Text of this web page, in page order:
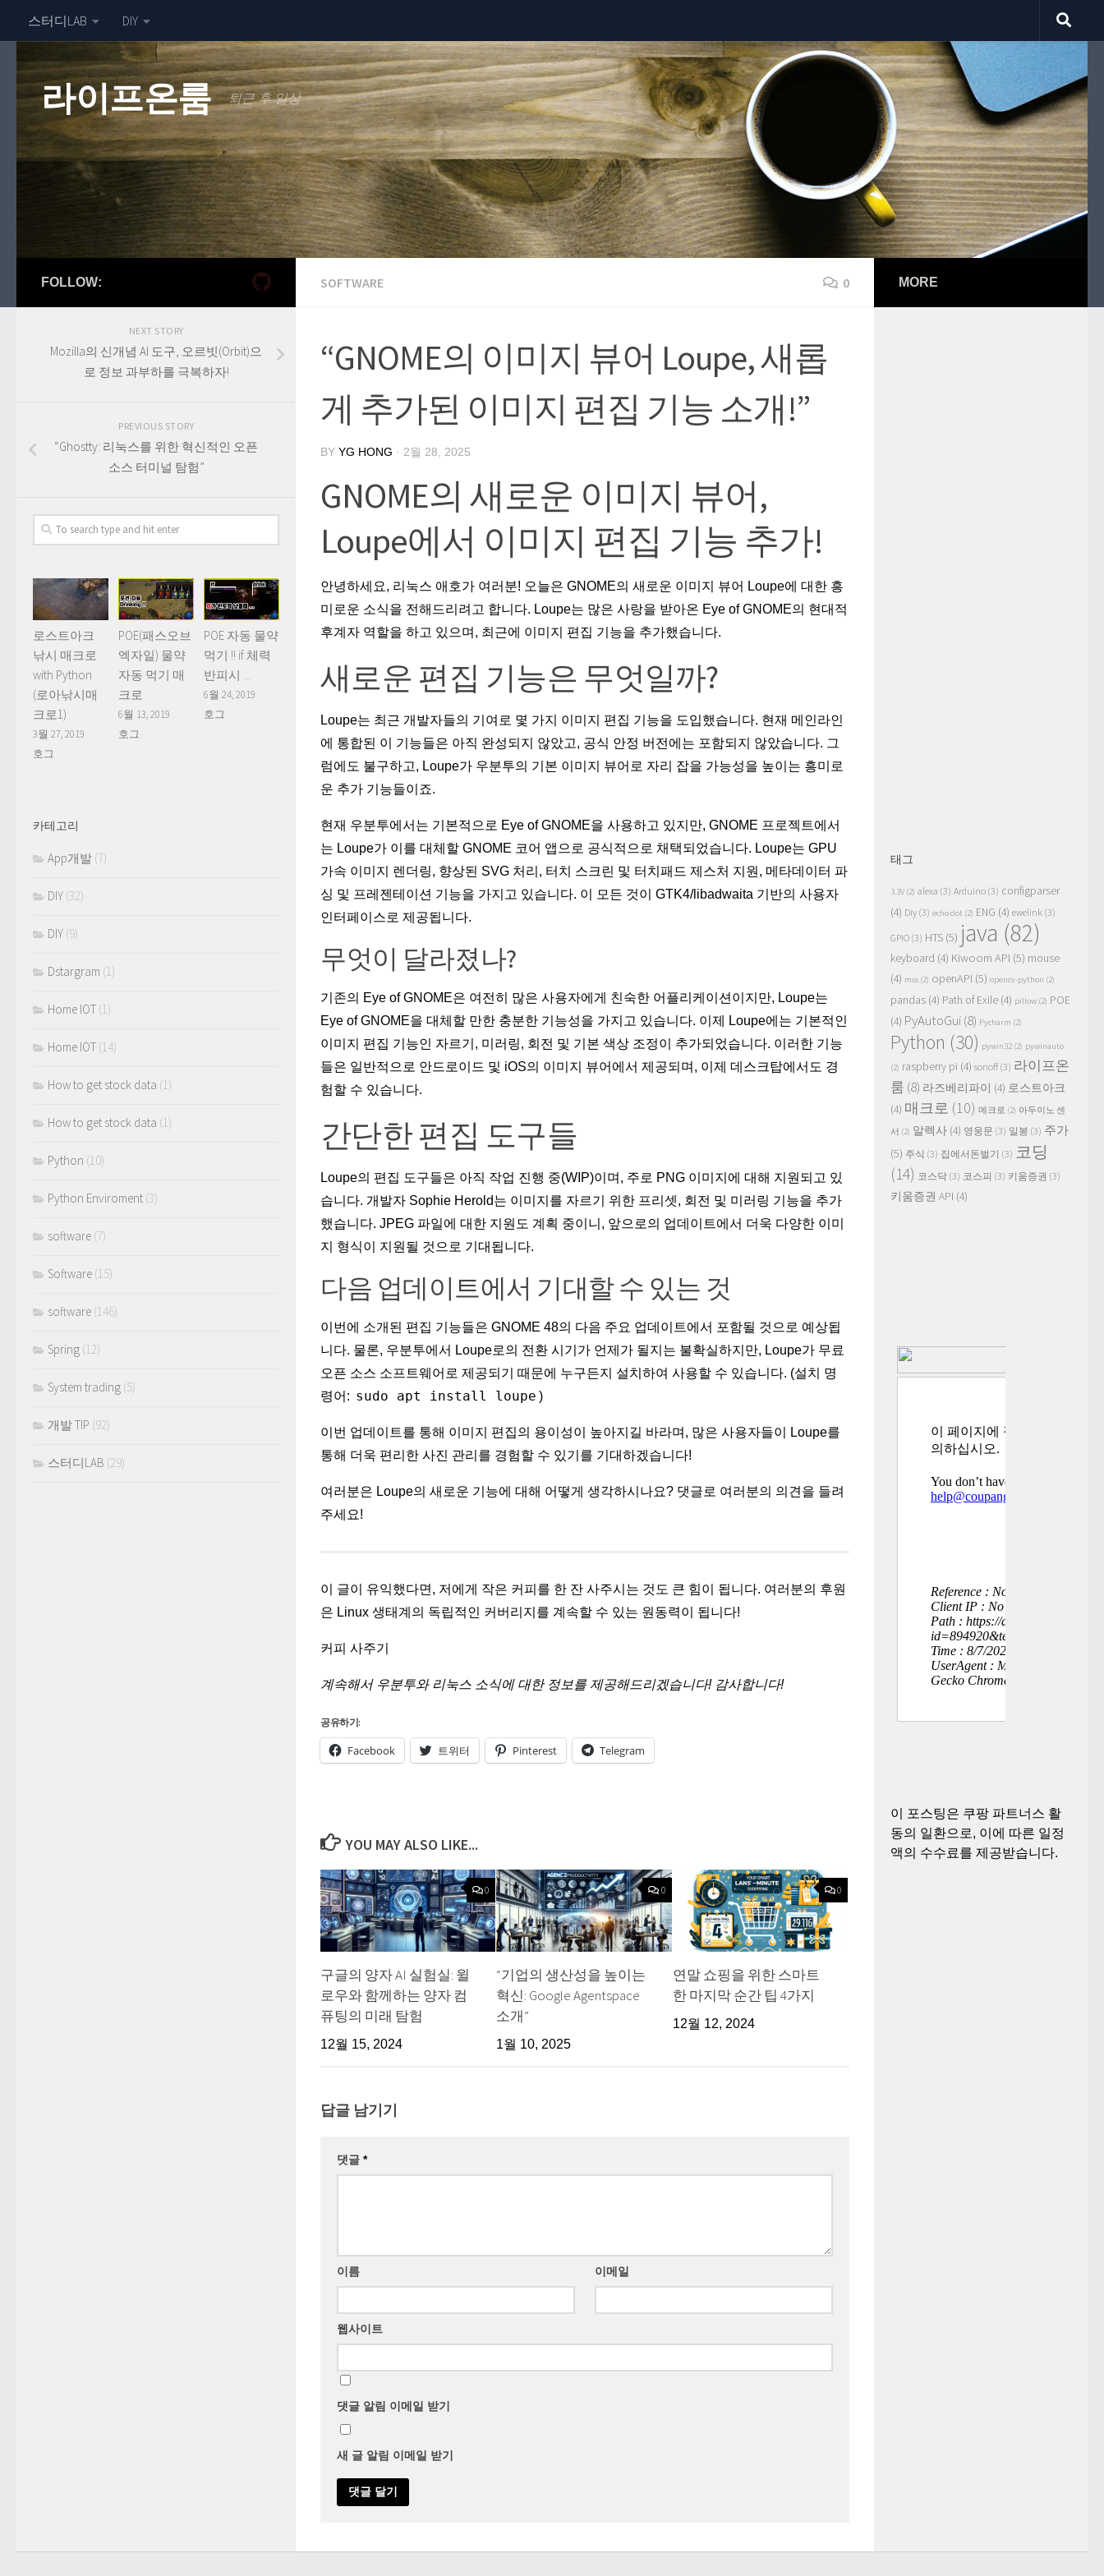
스터디LAB DIY
라이프온룸 퇴근 후 일상
SOFTWARE 0
“GNOME의 이미지 뷰어 Loupe, 새롭
게 추가된 이미지 편집 기능 소개!”
BY YG HONG · 2월 28, 2025
GNOME의 새로운 이미지 뷰어,
Loupe에서 이미지 편집 기능 추가!
안녕하세요, 리눅스 애호가 여러분! 오늘은 GNOME의 새로운 이미지 뷰어 Loupe에 대한 흥
미로운 소식을 전해드리려고 합니다. Loupe는 많은 사랑을 받아온 Eye of GNOME의 현대적
후계자 역할을 하고 있으며, 최근에 이미지 편집 기능을 추가했습니다.
새로운 편집 기능은 무엇일까?
Loupe는 최근 개발자들의 기여로 몇 가지 이미지 편집 기능을 도입했습니다. 현재 메인라인
에 통합된 이 기능들은 아직 완성되지 않았고, 공식 안정 버전에는 포함되지 않았습니다. 그
럼에도 불구하고, Loupe가 우분투의 기본 이미지 뷰어로 자리 잡을 가능성을 높이는 흥미로
운 추가 기능들이죠.
현재 우분투에서는 기본적으로 Eye of GNOME을 사용하고 있지만, GNOME 프로젝트에서
는 Loupe가 이를 대체할 GNOME 코어 앱으로 공식적으로 채택되었습니다. Loupe는 GPU
가속 이미지 렌더링, 향상된 SVG 처리, 터치 스크린 및 터치패드 제스처 지원, 메타데이터 파
싱 및 프레젠테이션 기능을 가지고 있습니다. 이 모든 것이 GTK4/libadwaita 기반의 사용자
인터페이스로 제공됩니다.
무엇이 달라졌나?
기존의 Eye of GNOME은 여전히 많은 사용자에게 친숙한 어플리케이션이지만, Loupe는
Eye of GNOME을 대체할 만한 충분한 기능성을 가지고 있습니다. 이제 Loupe에는 기본적인
이미지 편집 기능인 자르기, 미러링, 회전 및 기본 색상 조정이 추가되었습니다. 이러한 기능
들은 일반적으로 안드로이드 및 iOS의 이미지 뷰어에서 제공되며, 이제 데스크탑에서도 경
험할 수 있습니다.
간단한 편집 도구들
Loupe의 편집 도구들은 아직 작업 진행 중(WIP)이며, 주로 PNG 이미지에 대해 지원되고 있
습니다. 개발자 Sophie Herold는 이미지를 자르기 위한 프리셋, 회전 및 미러링 기능을 추가
했습니다. JPEG 파일에 대한 지원도 계획 중이니, 앞으로의 업데이트에서 더욱 다양한 이미
지 형식이 지원될 것으로 기대됩니다.
다음 업데이트에서 기대할 수 있는 것
이번에 소개된 편집 기능들은 GNOME 48의 다음 주요 업데이트에서 포함될 것으로 예상됩
니다. 물론, 우분투에서 Loupe로의 전환 시기가 언제가 될지는 불확실하지만, Loupe가 무료
오픈 소스 소프트웨어로 제공되기 때문에 누구든지 설치하여 사용할 수 있습니다. (설치 명
령어: sudo apt install loupe )
이번 업데이트를 통해 이미지 편집의 용이성이 높아지길 바라며, 많은 사용자들이 Loupe를
통해 더욱 편리한 사진 관리를 경험할 수 있기를 기대하겠습니다!
여러분은 Loupe의 새로운 기능에 대해 어떻게 생각하시나요? 댓글로 여러분의 의견을 들려
주세요!
이 글이 유익했다면, 저에게 작은 커피를 한 잔 사주시는 것도 큰 힘이 됩니다. 여러분의 후원
은 Linux 생태계의 독립적인 커버리지를 계속할 수 있는 원동력이 됩니다!
커피 사주기
계속해서 우분투와 리눅스 소식에 대한 정보를 제공해드리겠습니다! 감사합니다!
공유하기:
Facebook 트위터 Pinterest Telegram
YOU MAY ALSO LIKE...
0
구글의 양자 AI 실험실: 윌
로우와 함께하는 양자 컴
퓨팅의 미래 탐험
12월 15, 2024
0
“기업의 생산성을 높이는
혁신: Google Agentspace
소개”
1월 10, 2025
0
연말 쇼핑을 위한 스마트
한 마지막 순간 팁 4가지
12월 12, 2024
답글 남기기
댓글 *
이름 이메일
웹사이트
댓글 알림 이메일 받기
새 글 알림 이메일 받기
FOLLOW:
NEXT STORY
Mozilla의 신개념 AI 도구, 오르빗(Orbit)으
로 정보 과부하를 극복하자!
PREVIOUS STORY
“Ghostty: 리눅스를 위한 혁신적인 오픈
소스 터미널 탐험”
로스트아크
낚시 매크로
with Python
(로아낚시매
크로1)
3월 27, 2019
호그
POE(패스오브
엑자일) 물약
자동 먹기 매
크로
6월 13, 2019
호그
POE 자동 물약
먹기 !! if 체력
반피시 ...
6월 24, 2019
호그
카테고리
App개발 (7)
DIY (32)
DIY (9)
Dstargram (1)
Home IOT (1)
Home IOT (14)
How to get stock data (1)
How to get stock data (1)
Python (10)
Python Enviroment (3)
software (7)
Software (15)
software (146)
Spring (12)
System trading (5)
개발 TIP (92)
스터디LAB (29)
MORE
태그
3.3V (2) alexa (3) Arduino (3) configparser
(4) Diy (3) echo dot (2) ENG (4) ewelink (3)
GPIO (3) HTS (5) java (82)
keyboard (4) Kiwoom API (5) mouse
(4) mss (2) openAPI (5) opencv-python (2)
pandas (4) Path of Exile (4) pillow (2) POE
(4) PyAutoGui(8) Pycharm (2)
Python (30) pywin32 (2) pywinauto
(2) raspberry pi (4) sonoff(3) 라이프온
룸 (8) 라즈베리파이 (4) 로스트아크
(4) 매크로 (10) 메크로 (2) 아두이노 센
서 (2) 알렉사 (4) 영웅문 (3) 일봉 (3) 주가
(5) 주식 (3) 집에서돈벌기 (3) 코딩
(14) 코스닥 (3) 코스피 (3) 키움증권 (3)
키움증권 API (4)
이 포스팅은 쿠팡 파트너스 활
동의 일환으로, 이에 따른 일정
액의 수수료를 제공받습니다.